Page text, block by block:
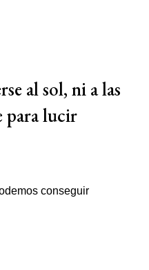
al sol, ni a las
para lucir